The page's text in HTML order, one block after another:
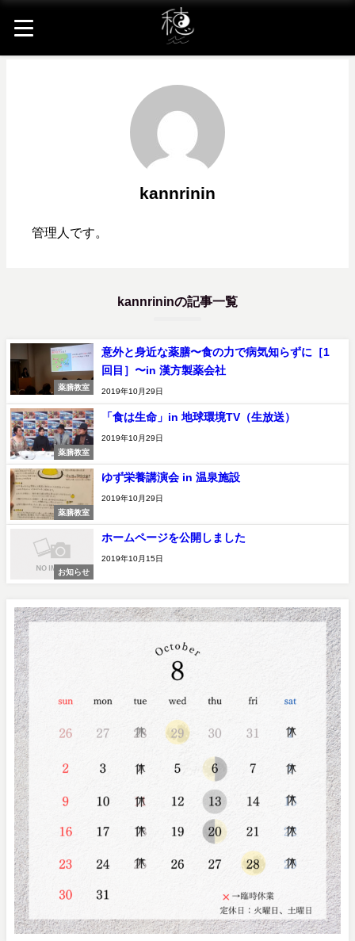
kannrinin
管理人です。
kannrininの記事一覧
薬膳教室
意外と身近な薬膳〜食の力で病気知らずに［1
回目］〜in 漢方製薬会社
2019年10月29日
薬膳教室
「食は生命」in 地球環境TV（生放送）
2019年10月29日
薬膳教室
ゆず栄養講演会 in 温泉施設
2019年10月29日
お知らせ
ホームページを公開しました
2019年10月15日